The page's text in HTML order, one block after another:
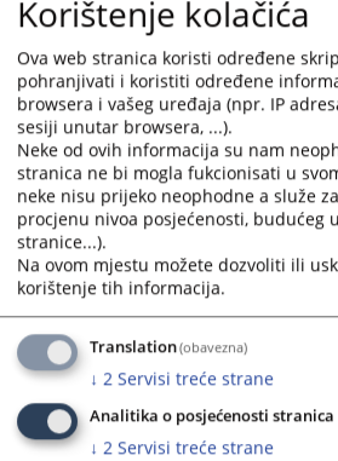
calendar
select
a
date.
Press
the
question
mark
key
to
the
keyboard
shortcuts
for
changing
calendar
select
a
date.
Press
the
question
mark
key
keyboard
shortcuts
for
changing
Конкурси за позиције у
Српској
Korištenje kolačića
Ova web stranica koristi određene
pohranjivati i koristiti određene
browsera i vašeg uređaja (npr. IP
sesiji unutar browsera, ...).
Neke od ovih informacija su nam
stranica ne bi mogla fukcionisati u
neke nisu prijeko neophodne a služe
procjenu nivoa posjećenosti, budućeg
stranice...).
Na ovom mjestu možete dozvoliti ili
korištenje tih informacija.
Translation(obavezna)
↓ 2 Servisi treće strane
Analitika o posjećenosti stranica
↓ 2 Servisi treće strane